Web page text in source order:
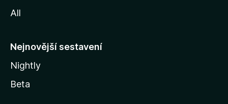
l
y
All
Nejnovější sestavení
Nightly
Beta